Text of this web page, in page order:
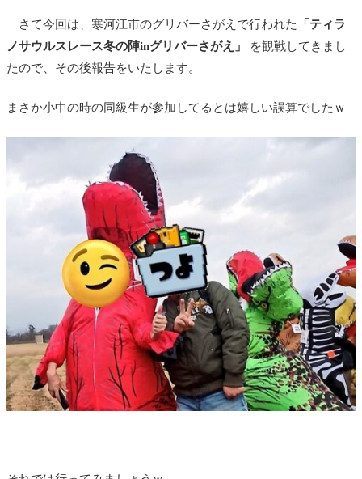
さて今回は、寒河江市のグリバーさがえで行われた
「ティラ
ノサウルスレース冬の陣inグリバーさがえ」
を観戦してきまし
たので、その後報告をいたします。
まさか小中の時の同級生が参加してるとは嬉しい誤算でしたｗ